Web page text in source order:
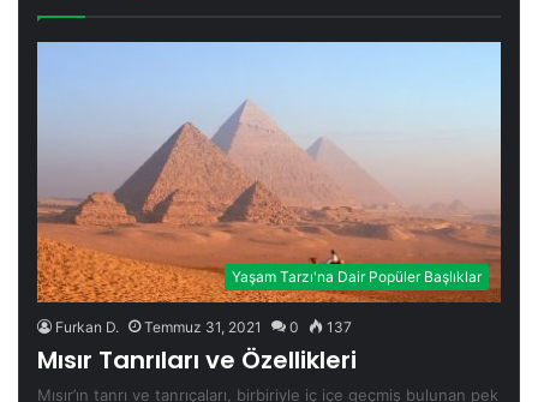
Yaşam Tarzı'na Dair Popüler Başlıklar
Furkan D. Temmuz 31, 2021 0 137
Mısır Tanrıları ve Özellikleri
Mısır’ın tanrı ve tanrıçaları, birbiriyle iç içe geçmiş bulunan pek